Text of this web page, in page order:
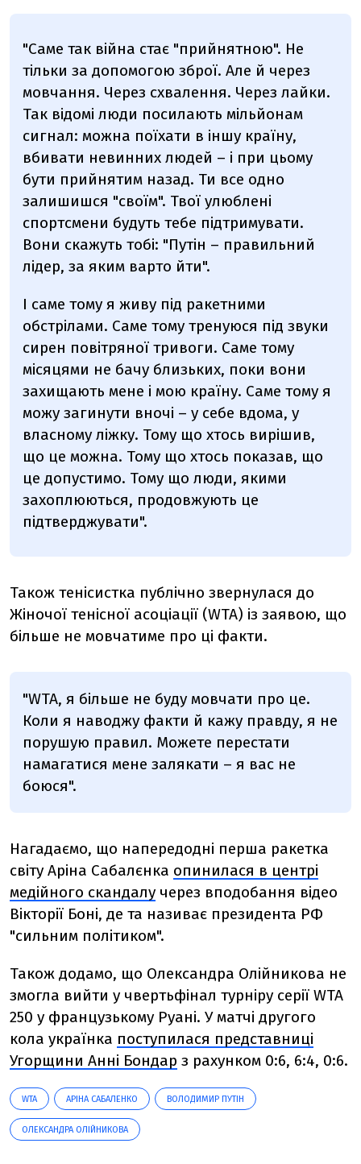
"Саме так війна стає "прийнятною". Не
тільки за допомогою зброї. Але й через
мовчання. Через схвалення. Через лайки.
Так відомі люди посилають мільйонам
сигнал: можна поїхати в іншу країну,
вбивати невинних людей – і при цьому
бути прийнятим назад. Ти все одно
залишишся "своїм". Твої улюблені
спортсмени будуть тебе підтримувати.
Вони скажуть тобі: "Путін – правильний
лідер, за яким варто йти".
І саме тому я живу під ракетними
обстрілами. Саме тому тренуюся під звуки
сирен повітряної тривоги. Саме тому
місяцями не бачу близьких, поки вони
захищають мене і мою країну. Саме тому я
можу загинути вночі – у себе вдома, у
власному ліжку. Тому що хтось вирішив,
що це можна. Тому що хтось показав, що
це допустимо. Тому що люди, якими
захоплюються, продовжують це
підтверджувати".
Також тенісистка публічно звернулася до
Жіночої тенісної асоціації (WTA) із заявою, що
більше не мовчатиме про ці факти.
"WTA, я більше не буду мовчати про це.
Коли я наводжу факти й кажу правду, я не
порушую правил. Можете перестати
намагатися мене залякати – я вас не
боюся".
Нагадаємо, що напередодні перша ракетка
світу Аріна Сабалєнка опинилася в центрі
медійного скандалу через вподобання відео
Вікторії Боні, де та називає президента РФ
"сильним політиком".
Також додамо, що Олександра Олійникова не
змогла вийти у чвертьфінал турніру серії WTA
250 у французькому Руані. У матчі другого
кола українка поступилася представниці
Угорщини Анні Бондар з рахунком 0:6, 6:4, 0:6.
WTA АРІНА САБАЛЕНКО ВОЛОДИМИР ПУТІН
ОЛЕКСАНДРА ОЛІЙНИКОВА